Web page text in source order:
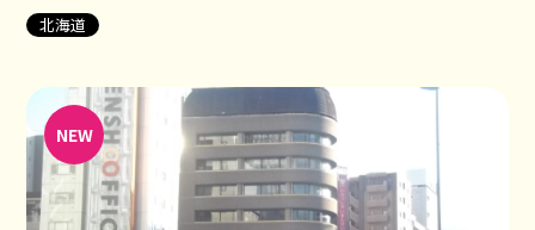
北海道
NEW